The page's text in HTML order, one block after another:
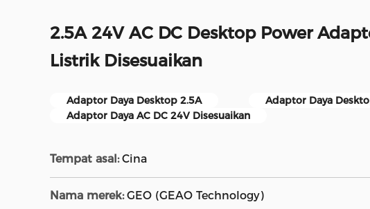
2.5A 24V AC DC Desktop Power
Listrik Disesuaikan
Adaptor Daya Desktop 2.5A
Adaptor Daya
Adaptor Daya AC DC 24V Disesuaikan
Tempat asal: Cina
Nama merek: GEO (GEAO Technology)